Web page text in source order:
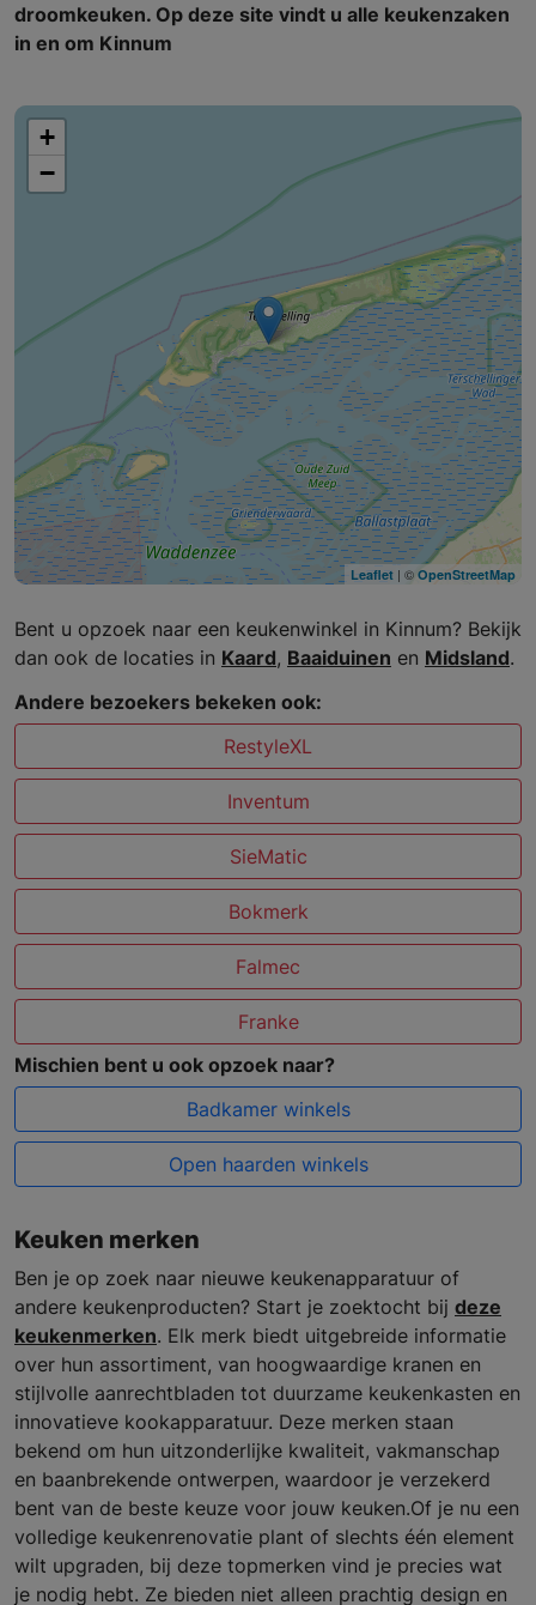
droomkeuken. Op deze site vindt u alle keukenzaken
in en om Kinnum
+
−
Leaflet | © OpenStreetMap
Bent u opzoek naar een keukenwinkel in Kinnum? Bekijk
dan ook de locaties in Kaard, Baaiduinen en Midsland.
Andere bezoekers bekeken ook:
RestyleXL
Inventum
SieMatic
Bokmerk
Falmec
Franke
Mischien bent u ook opzoek naar?
Badkamer winkels
Open haarden winkels
Keuken merken
Ben je op zoek naar nieuwe keukenapparatuur of
andere keukenproducten? Start je zoektocht bij deze
keukenmerken. Elk merk biedt uitgebreide informatie
over hun assortiment, van hoogwaardige kranen en
stijlvolle aanrechtbladen tot duurzame keukenkasten en
innovatieve kookapparatuur. Deze merken staan
bekend om hun uitzonderlijke kwaliteit, vakmanschap
en baanbrekende ontwerpen, waardoor je verzekerd
bent van de beste keuze voor jouw keuken.Of je nu een
volledige keukenrenovatie plant of slechts één element
wilt upgraden, bij deze topmerken vind je precies wat
je nodig hebt. Ze bieden niet alleen prachtig design en